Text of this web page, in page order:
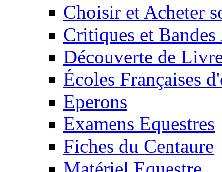
Choisir et Acheter
Critiques et
Découverte de
Écoles Françaises
Eperons
Examens Equestres
Fiches du Centaure